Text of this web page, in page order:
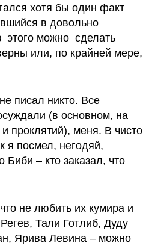
хотя бы один факт
в довольно
этого можно  сделать
или, по крайней мере,
писал никто. Все
(в основном, на
проклятий), меня. В чисто
я посмел, негодяй,
Биби – кто заказал, что
не любить их кумира и
Тали Готлиб, Дуду
Ярива Левина – можно